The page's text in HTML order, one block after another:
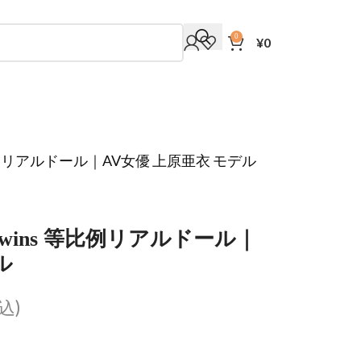
0 ¥0
アルドール｜AV女優 上原亜衣 モデル
等比例リアルドール｜
)